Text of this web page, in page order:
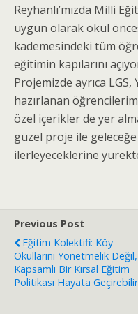
Reyhanlı’mızda Milli
uygun olarak okul
kademesindeki tüm
eğitimin kapılarını
Projemizde ayrıca LGS,
hazırlanan
özel içerikler de yer
güzel proje ile
ilerleyeceklerine
Previous Post
Eğitim Kolektifi: Köy
Okullarını Yönetmelik Değil,
Kapsamlı Bir Kırsal Eğitim
Politikası Hayata Geçirebilir